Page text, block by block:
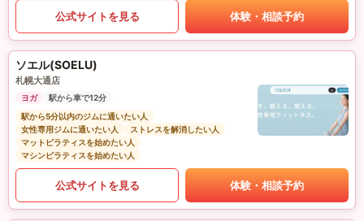
公式サイトを見る 体験・相談予約
ソエル(SOELU)
札幌大通店
ヨガ
駅から車で12分
駅から5分以内のジムに通いたい人
女性専用ジムに通いたい人
ストレスを解消したい人
マットピラティスを始めたい人
マシンピラティスを始めたい人
公式サイトを見る 体験・相談予約